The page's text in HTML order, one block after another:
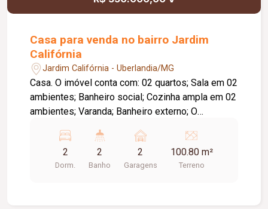
Casa para venda no bairro Jardim
Califórnia
Jardim Califórnia - Uberlandia/MG
Casa. O imóvel conta com: 02 quartos; Sala em 02
ambientes; Banheiro social; Cozinha ampla em 02
ambientes; Varanda; Banheiro externo; O
Piscinas adulto e infantil; Quadra poliesportiva;
Playground; Ampla área verde. Diferenciais: Ideal
para quem busca segurança, conforto e
2
Dorm.
2
Banho
2
Garagens
100.80 m²
Terreno